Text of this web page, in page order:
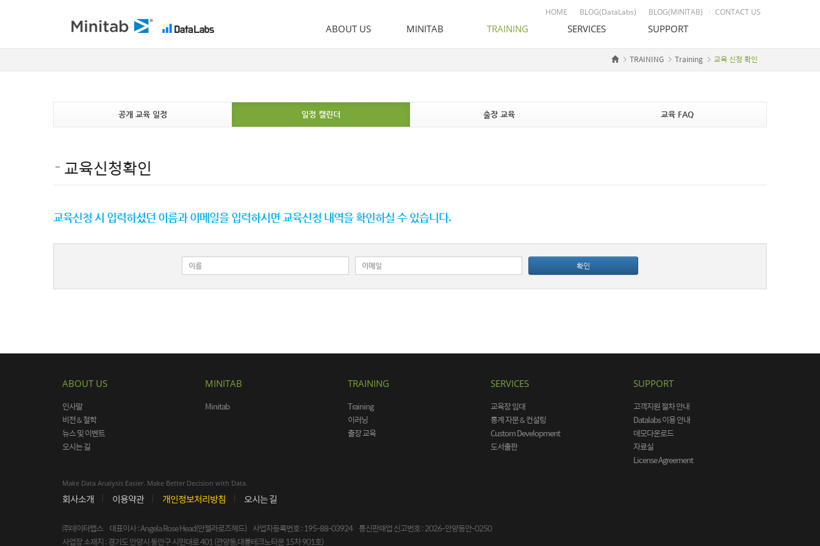
ABOUT US
오시는 길
MINITAB TRAINING SERVICES SUPPORT
고객지원 절차 안내
자료실
HOME BLOG(DataLabs) BLOG(MINITAB) CONTACT US
TRAINING Training 교육 신청 확인
공개 교육 일정 일정 캘린더 출장 교육 교육 FAQ
교육신청확인
교육신청 시 입력하셨던 이름과 이메일을 입력하시면 교육신청 내역을 확인하실 수 있습니다.
확인
ABOUT US
인사말
비전 & 철학
뉴스 및 이벤트
오시는 길
MINITAB
Minitab
TRAINING
Training
이러닝
출장 교육
SERVICES
교육장 임대
통계 자문 & 컨설팅
Custom Development
도서출판
SUPPORT
고객지원 절차 안내
Datalabs 이용 안내
데모다운로드
자료실
License Agreement
Make Data Analysis Easier. Make Better Decision with Data.
회사소개 이용약관 개인정보처리방침 오시는 길
㈜데이터랩스 대표이사 : Angela Rose Head(안젤라로즈헤드) 사업자등록번호 : 195-88-03924 통신판매업 신고번호 : 2026-안양동안-0250
사업장 소재지 : 경기도 안양시 동안구 시민대로 401 (관양동,대륭테크노타운 15차 901호)